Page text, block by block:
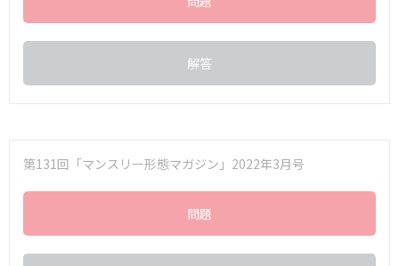
解答
第131回「マンスリー形態マガジン」2022年3月号
問題